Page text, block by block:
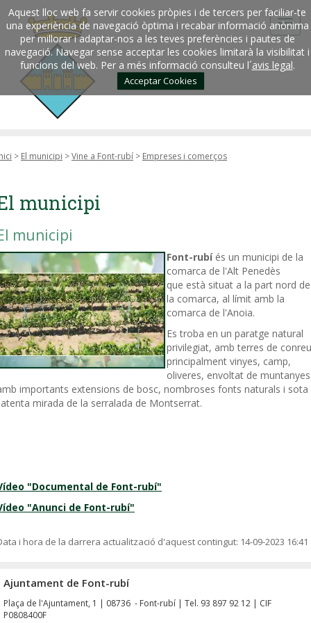
Aquest lloc web fa servir cookies pròpies i de tercers per faciliar-te
una experiència de navegació òptima i recabar informació anònima
per millorar i adaptar-nos a les teves preferències i pautes de
navegació. Navegar sense acceptar les cookies limitarà la visibilitat i
funcions del web. Per a més informació consulteu l´avis legal.
Acceptar Cookies
> El municipi >Vine a Font-rubí > Empreses i comerços
municipi
municipi
Font-rubíés un municipi de la
comarca de l'Alt Penedès
que està situat a la part nord de
la comarca, al límit amb la
comarca de l'Anoia.
Es troba en un paratge natural
privilegiat, amb terres de
principalment vinyes, camp,
oliveres, envoltat de muntanyes
importants extensions de bosc, nombroses fonts naturals i sota
mirada de la serralada de Montserrat.
"Documental de Font-rubí"
"Anunci de Font-rubí"
i hora de la darrera actualització d'aquest contingut: 14-09-2023 16:41
Ajuntament de Font-rubí
Plaça de l'Ajuntament, 1 | 08736 - Font-rubí | Tel. 93 897 92 12 | CIF
P0808400F